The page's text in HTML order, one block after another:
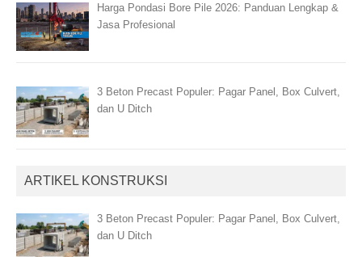
Harga Pondasi Bore Pile 2026: Panduan Lengkap &
Jasa Profesional
3 Beton Precast Populer: Pagar Panel, Box Culvert,
dan U Ditch
ARTIKEL KONSTRUKSI
3 Beton Precast Populer: Pagar Panel, Box Culvert,
dan U Ditch